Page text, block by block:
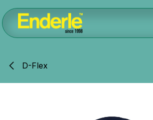
Zum Inhalt springen
D-Flex